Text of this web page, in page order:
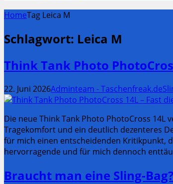
HomeTag Leica M
Schlagwort: Leica M
Think Tank Photo
22. Juni 2026Adminteam - Taschenfreak.de
Die neue Think Tank Photo PhotoCross
Tragekomfort und ein deutlich dezenteres
für mich einen entscheidenden Kritikpunkt,
hervorragende und für mich dennoch
Braucht man eine Sling-